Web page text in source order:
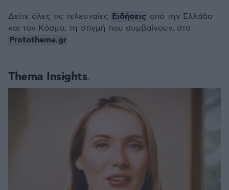
Thema Insights
Δείτε όλες τις τελευταίες Ειδήσεις από την Ελλάδα
και τον Κόσμο, τη στιγμή που συμβαίνουν, στο
Protothema.gr